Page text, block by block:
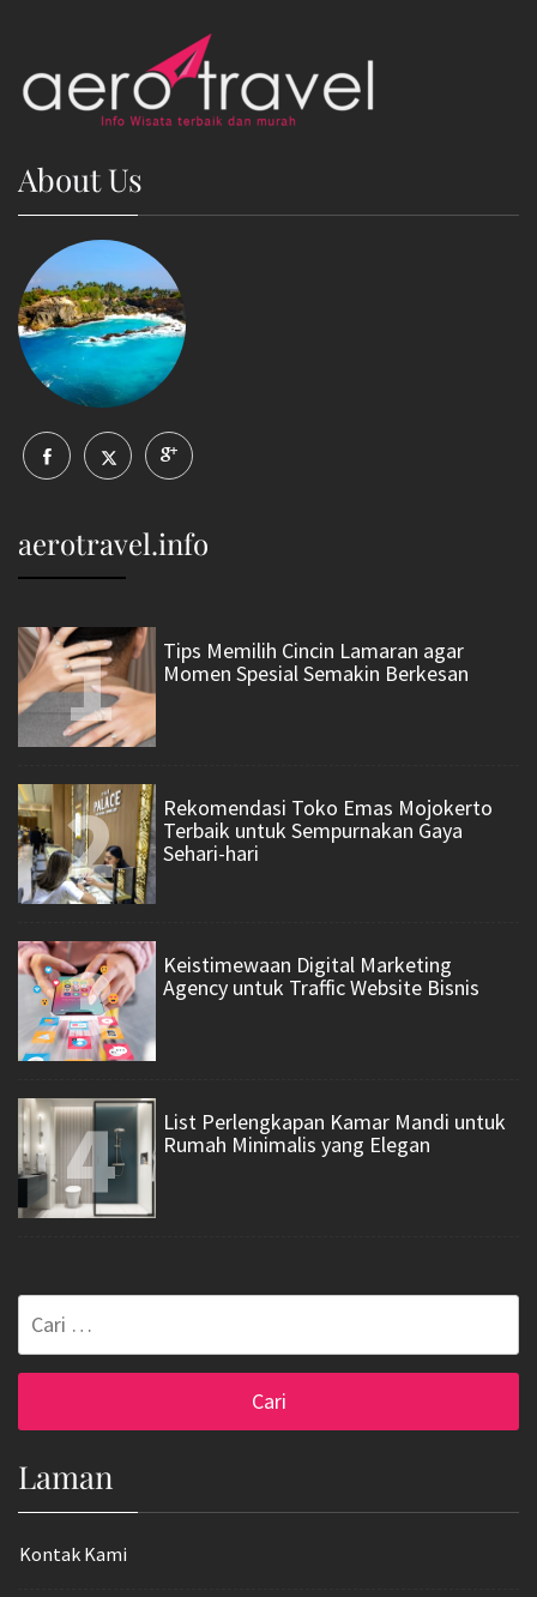
About Us
aerotravel.info
1
Tips Memilih Cincin Lamaran agar
Momen Spesial Semakin Berkesan
2
Rekomendasi Toko Emas Mojokerto
Terbaik untuk Sempurnakan Gaya
Sehari-hari
3
Keistimewaan Digital Marketing
Agency untuk Traffic Website Bisnis
4
List Perlengkapan Kamar Mandi untuk
Rumah Minimalis yang Elegan
Laman
Kontak Kami